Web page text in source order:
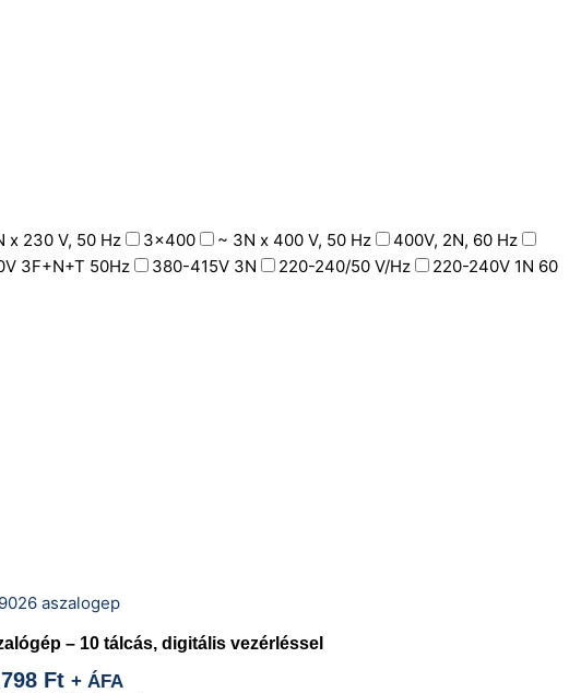
x 230 V, 50 Hz 3x400 ~ 3N x 400 V, 50 Hz
400V, 2N, 60 Hz
3F+N+T 50Hz 380-415V 3N 220-240/50 V/Hz
220-240V 1N 60
– 10 tálcás, digitális vezérléssel
Ft + ÁFA